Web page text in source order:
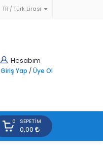
TR Türk Lirası
Hesabım
Giriş Yap / Üye Ol
0 SEPETIM
0,00